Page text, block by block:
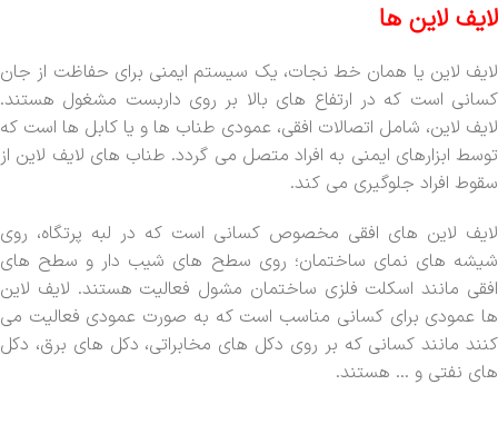
لایف لاین ها
لایف لاین یا همان خط نجات، یک سیستم ایمنی برای حفاظت از جان
کسانی است که در ارتفاع های بالا بر روی داربست مشغول هستند.
لایف لاین، شامل اتصالات افقی، عمودی طناب ها و یا کابل ها است که
توسط ابزارهای ایمنی به افراد متصل می گردد. طناب های لایف لاین از
سقوط افراد جلوگیری می کند.
لایف لاین های افقی مخصوص کسانی است که در لبه پرتگاه، روی
شیشه های نمای ساختمان؛ روی سطح های شیب دار و سطح های
افقی مانند اسکلت فلزی ساختمان مشول فعالیت هستند. لایف لاین
ها عمودی برای کسانی مناسب است که به صورت عمودی فعالیت می
کنند مانند کسانی که بر روی دکل های مخابراتی، دکل های برق، دکل
های نفتی و … هستند.